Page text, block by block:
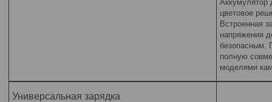
Аккумулятор
цветовое
Встроенная
напряжения
безопасным.
полную
моделями
Универсальная зарядка